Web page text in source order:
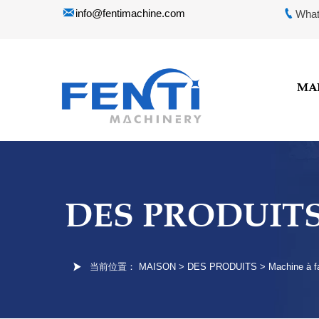
info@fentimachine.com 
DES
 当前位置： MAISON > DES PRODUITS > Machine à